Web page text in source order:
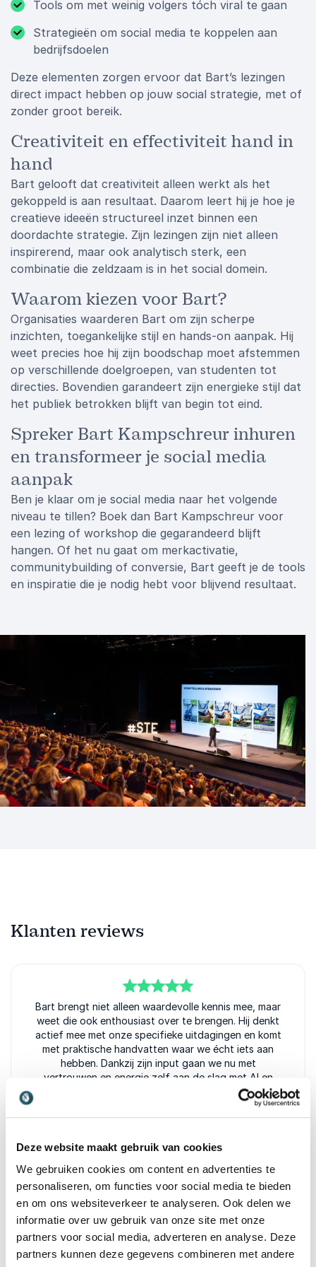
Deze website maakt gebruik van cookies
We gebruiken cookies om content en advertenties te
personaliseren, om functies voor social media te bieden
en om ons websiteverkeer te analyseren. Ook delen we
informatie over uw gebruik van onze site met onze
partners voor social media, adverteren en analyse. Deze
partners kunnen deze gegevens combineren met andere
Tools om met weinig volgers tóch viral te gaan
Strategieën om social media te koppelen aan
bedrijfsdoelen
Deze elementen zorgen ervoor dat Bart’s lezingen
direct impact hebben op jouw social strategie, met of
zonder groot bereik.
Creativiteit en effectiviteit hand in
hand
Bart gelooft dat creativiteit alleen werkt als het
gekoppeld is aan resultaat. Daarom leert hij je hoe je
creatieve ideeën structureel inzet binnen een
doordachte strategie. Zijn lezingen zijn niet alleen
inspirerend, maar ook analytisch sterk, een
combinatie die zeldzaam is in het social domein.
Waarom kiezen voor Bart?
Organisaties waarderen Bart om zijn scherpe
inzichten, toegankelijke stijl en hands-on aanpak. Hij
weet precies hoe hij zijn boodschap moet afstemmen
op verschillende doelgroepen, van studenten tot
directies. Bovendien garandeert zijn energieke stijl dat
het publiek betrokken blijft van begin tot eind.
Spreker Bart Kampschreur inhuren
en transformeer je social media
aanpak
Ben je klaar om je social media naar het volgende
niveau te tillen? Boek dan Bart Kampschreur voor
een lezing of workshop die gegarandeerd blijft
hangen. Of het nu gaat om merkactivatie,
communitybuilding of conversie, Bart geeft je de tools
en inspiratie die je nodig hebt voor blijvend resultaat.
Klanten reviews
5van5
Bart brengt niet alleen waardevolle kennis mee, maar
weet die ook enthousiast over te brengen. Hij denkt
actief mee met onze specifieke uitdagingen en komt
met praktische handvatten waar we écht iets aan
hebben. Dankzij zijn input gaan we nu met
vertrouwen en energie zelf aan de slag met AI en
Martijn van Wuijtswinkel
5van5
Wat een heerlijke energie brengt Bart aan tafel. Fijn
ook dat hij niet vasthoudt aan zijn praatje, maar
meebeweegt met de groep. Bij ons was veel interesse
in het inzetten van ChatGPT bij conceptontwikkeling
daarom is hij daar dieper op ingegaan. We zijn